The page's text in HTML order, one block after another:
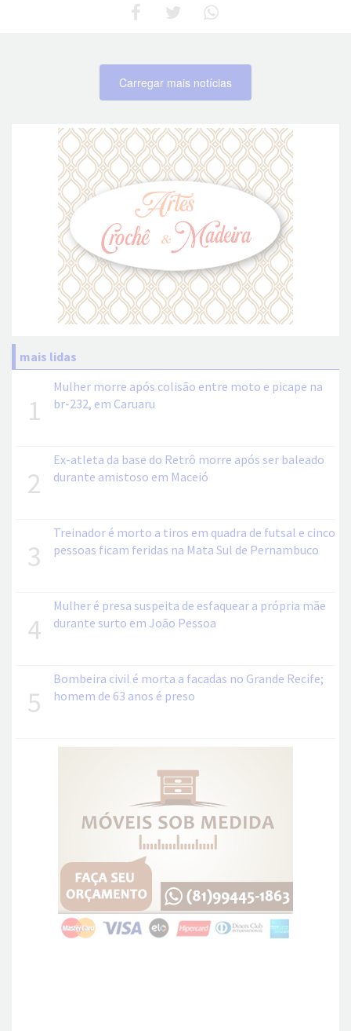
Carregar mais notícias
mais lidas
1
Mulher morre após colisão entre moto e picape na
br-232, em Caruaru
2
Ex-atleta da base do Retrô morre após ser baleado
durante amistoso em Maceió
3
Treinador é morto a tiros em quadra de futsal e cinco
pessoas ficam feridas na Mata Sul de Pernambuco
4
Mulher é presa suspeita de esfaquear a própria mãe
durante surto em João Pessoa
5
Bombeira civil é morta a facadas no Grande Recife;
homem de 63 anos é preso